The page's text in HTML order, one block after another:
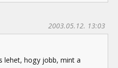
2003.05.12. 13:03
lehet, hogy jobb, mint a